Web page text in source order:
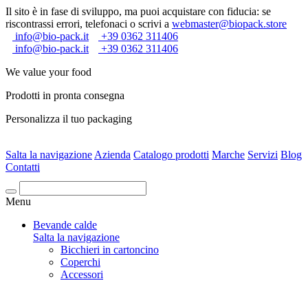
Il sito è in fase di sviluppo, ma puoi acquistare con fiducia: se
riscontrassi errori, telefonaci o scrivi a webmaster@biopack.store
info@bio-pack.it
+39 0362 311406
info@bio-pack.it
+39 0362 311406
We value your food
Prodotti in pronta consegna
Personalizza il tuo packaging
Salta la navigazione Azienda Catalogo prodotti Marche Servizi Blog
Contatti
Cerca
Menu
Bevande calde
Salta la navigazione
Bicchieri in cartoncino
Coperchi
Accessori